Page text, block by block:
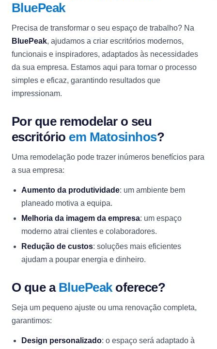
BluePeak
Precisa de transformar o seu espaço de trabalho? Na
BluePeak, ajudamos a criar escritórios modernos,
funcionais e inspiradores, adaptados às necessidades
da sua empresa. Estamos aqui para tornar o processo
simples e eficaz, garantindo resultados que
impressionam.
Por que remodelar o seu
escritório em Matosinhos?
Uma remodelação pode trazer inúmeros benefícios para
a sua empresa:
Aumento da produtividade: um ambiente bem
planeado motiva a equipa.
Melhoria da imagem da empresa: um espaço
moderno atrai clientes e colaboradores.
Redução de custos: soluções mais eficientes
ajudam a poupar energia e dinheiro.
O que a BluePeakoferece?
Seja um pequeno ajuste ou uma renovação completa,
garantimos:
Design personalizado: o espaço será adaptado à